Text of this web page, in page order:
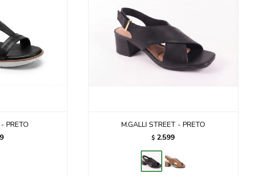
PRETO M.GALLI STREET - PRETO
$ 2.599